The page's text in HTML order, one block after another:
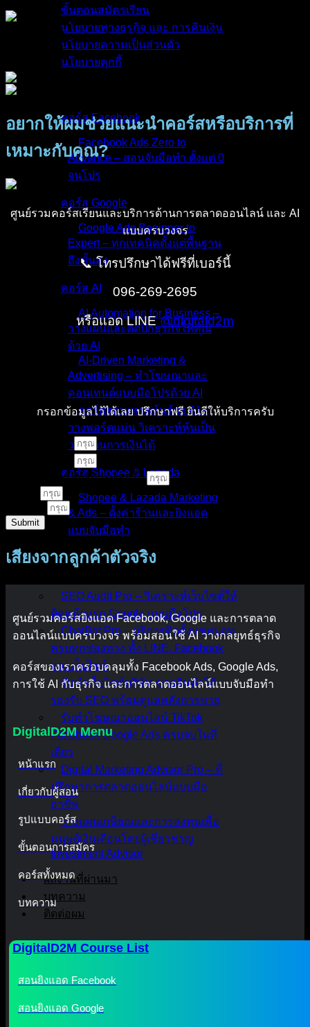
ขั้นตอนสมัครเรียน
นโยบายทางธุรกิจ และ การคืนเงิน
นโยบายความเป็นส่วนตัว
นโยบายคุกกี้
คอร์ส Facebook
Facebook Ads Zero to
Advance – สอนจับมือทำ ตั้งแต่ 0
จนโปร
คอร์ส Google
Google Ads Beginner to
Expert – ทุกเทคนิคตั้งแต่พื้นฐาน
ถึงขั้นสูง
คอร์ส AI
AI Automation for Business –
วางแผนและติดปีกธุรกิจให้คุณ
ด้วย AI
AI-Driven Marketing &
Advertising – ทำโฆษณาและ
คอนเทนต์แบบมือโปรด้วย AI
คอร์สสอนเทรดหุ้นด้วย AI –
วางพอร์ตแม่น วิเคราะห์หุ้นเป็น
วางแผนการเงินได้
คอร์ส Shopee & Lazada
Shopee & Lazada Marketing
& Ads – ตั้งค่าร้านและยิงแอด
แบบจับมือทำ
บริการของเรา
SEO Audit Pro – วิเคราะห์เว็บไซต์ให้
ติดหน้าแรก Google แบบมือโปร
ChatBot Pro – บริการติดตั้งแชทบอท
ครบทุกช่องทาง ทั้ง LINE, Facebook
และเว็บไซต์
รับทำเว็บไซต์บริษัท ขายสินค้าได้
รองรับ SEO พร้อมดูแลหลังการขาย
รับทำโฆษณาออนไลน์ TikTok
Facebook Google Ads ครบจบในที่
เดียว
Digital Marketing Advisor Pro – ที่
ปรึกษาการตลาดออนไลน์แบบมือ
อาชีพ
วางแผนเกษียณและการลงทุนเพื่อ
มนุษย์เงินเดือนโดยผู้เชี่ยวชาญ
Investment Advisor
ผลงานที่ผ่านมา
บทความ
ติดต่อผม
อยากให้ผมช่วยแนะนำคอร์สหรือบริการที่
เหมาะกับคุณ?
ศูนย์รวมคอร์สเรียนและบริการด้านการตลาดออนไลน์ และ AI
แบบครบวงจร
📞 โทรปรึกษาได้ฟรีที่เบอร์นี้
096-269-2695
หรือแอด LINE@digitald2m
กรอกข้อมูลไว้ได้เลย ปรึกษาฟรี ยินดีให้บริการครับ
ชื่อ - นามสกุล
คอร์สเรียนหรือบริการที่สนใจ
Submit
เสียงจากลูกค้าตัวจริง
ศูนย์รวมคอร์สยิงแอด Facebook, Google และการตลาด
ออนไลน์แบบครบวงจร พร้อมสอนใช้ AI วางกลยุทธ์ธุรกิจ
คอร์สของเราครอบคลุมทั้ง Facebook Ads, Google Ads,
การใช้ AI กับธุรกิจ และการตลาดออนไลน์แบบจับมือทำ
DigitalD2M Menu
หน้าแรก
เกี่ยวกับผู้สอน
รูปแบบคอร์ส
ขั้นตอนการสมัคร
คอร์สทั้งหมด
บทความ
DigitalD2M Course List
สอนยิงแอด Facebook
สอนยิงแอด Google